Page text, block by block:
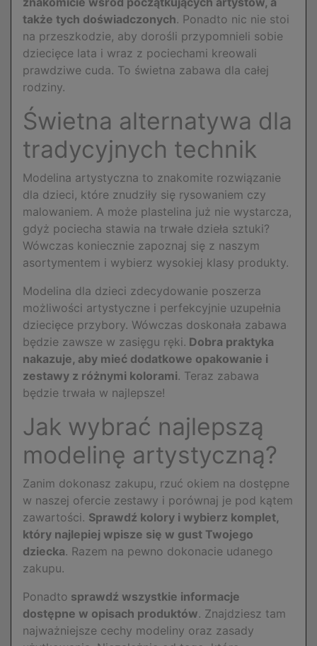
także tych doświadczonych. Ponadto nic nie stoi
na przeszkodzie, aby dorośli przypomnieli sobie
dziecięce lata i wraz z pociechami kreowali
prawdziwe cuda. To świetna zabawa dla całej
rodziny.
Świetna alternatywa dla
tradycyjnych technik
Modelina artystyczna to znakomite rozwiązanie
dla dzieci, które znudziły się rysowaniem czy
malowaniem. A może plastelina już nie wystarcza,
gdyż pociecha stawia na trwałe dzieła sztuki?
Wówczas koniecznie zapoznaj się z naszym
asortymentem i wybierz wysokiej klasy produkty.
Modelina dla dzieci zdecydowanie poszerza
możliwości artystyczne i perfekcyjnie uzupełnia
dziecięce przybory. Wówczas doskonała zabawa
będzie zawsze w zasięgu ręki. Dobra praktyka
nakazuje, aby mieć dodatkowe opakowanie i
zestawy z różnymi kolorami. Teraz zabawa
będzie trwała w najlepsze!
Jak wybrać najlepszą
modelinę artystyczną?
Zanim dokonasz zakupu, rzuć okiem na dostępne
w naszej ofercie zestawy i porównaj je pod kątem
zawartości. Sprawdź kolory i wybierz komplet,
który najlepiej wpisze się w gust Twojego
dziecka. Razem na pewno dokonacie udanego
zakupu.
Ponadto sprawdź wszystkie informacje
dostępne w opisach produktów. Znajdziesz tam
najważniejsze cechy modeliny oraz zasady